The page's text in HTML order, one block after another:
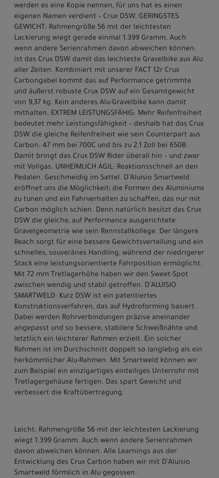
werden es eine Kopie nennen, für uns hat es einen
eigenen Namen verdient – Crux DSW. GERINGSTES
GEWICHT: Rahmengröße 56 mit der leichtesten
Lackierung wiegt gerade einmal 1.399 Gramm. Auch
wenn andere Serienrahmen davon abweichen können;
ist das Crux DSW damit das leichteste Gravelbike aus Alu
aller Zeiten. Kombiniert mit unserer FACT 12r Crux
Carbongabel kommt das auf Performance getrimmte
und äußerst robuste Crux DSW auf ein Gesamtgewicht
von 9,37 kg. Kein anderes Alu-Gravelbike kann damit
mithalten. EXTREM LEISTUNGSFÄHIG: Mehr Reifenfreiheit
bedeutet mehr Leistungsfähigkeit – deshalb hat das Crux
DSW die gleiche Reifenfreiheit wie sein Counterpart aus
Carbon: 47 mm bei 700C und bis zu 2,1 Zoll bei 650B.
Damit bringt das Crux DSW Rider überall hin – und zwar
mit Vollgas. UNHEIMLICH AGIL: Reaktionsschnell an den
Pedalen. Geschmeidig im Sattel. D’Aluisio Smartweld
eröffnet uns die Möglichkeit; die Formen des Aluminiums
zu tunen und ein Fahrverhalten zu schaffen, das nur mit
Carbon möglich schien. Denn natürlich besitzt das Crux
DSW die gleiche, auf Performance ausgerichtete
Gravelgeometrie wie sein Rennstallkollege. Der längere
Reach sorgt für eine bessere Gewichtsverteilung und ein
schnelles, souveränes Handling, während der niedrigerer
Stack eine leistungsorientierte Fahrposition ermöglicht.
Mit 72 mm Tretlagerhöhe haben wir den Sweet-Spot
zwischen wendig und stabil getroffen. D’ALUISIO
SMARTWELD: Kurz DSW ist ein patentiertes
Konstruktionsverfahren, das auf Hydroforming basiert.
Dabei werden Rohrverbindungen präzise aneinander
angepasst und so bessere, stabilere Schweißnähte und
letztlich ein leichterer Rahmen erzielt. Ein solcher
Rahmen ist im Durchschnitt doppelt so langlebig als ein
herkömmlicher Alu-Rahmen. Mit Smartweld können wir
zum Beispiel ein einzigartiges einteiliges Unterrohr mit
Tretlagergehäuse fertigen. Das spart Gewicht und
verbessert die Kraftübertragung.
Leicht: Rahmengröße 56 mit der leichtesten Lackierung
wiegt 1.399 Gramm. Auch wenn andere Serienrahmen
davon abweichen können. Alle Learnings aus der
Entwicklung des Crux Carbon haben wir mit D’Aluisio
Smartweld förmlich in Alu gegossen.